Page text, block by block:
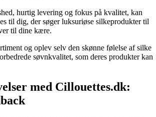
hurtig levering og fokus på kvalitet, kan
til dig, der søger luksuriøse silkeprodukter til
til dine kære.
og oplev selv den skønne følelse af silke
søvnkvalitet, som deres produkter kan
med Cillouettes.dk: